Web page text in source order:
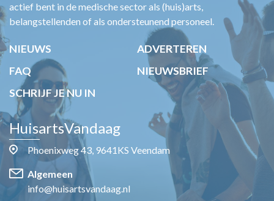
actief bent in de medische sector als (huis)arts,
belangstellenden of als ondersteunend personeel.
NIEUWS
ADVERTEREN
FAQ
NIEUWSBRIEF
SCHRIJF JE NU IN
HuisartsVandaag
Phoenixweg 43, 9641KS Veendam
Algemeen
info@huisartsvandaag.nl